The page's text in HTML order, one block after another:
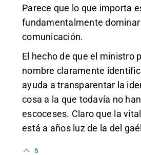
Parece que lo que importa
fundamentalmente dominar
comunicación.
El hecho de que el ministro
nombre claramente
ayuda a transparentar la
cosa a la que todavía no
escoceses. Claro que la
está a años luz de la del
6